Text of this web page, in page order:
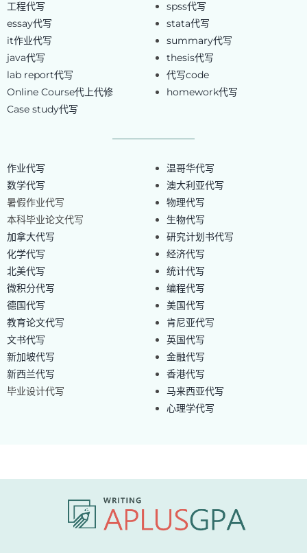
工程代写
essay代写
it作业代写
java代写
lab report代写
Online Course代上代修
Case study代写
spss代写
stata代写
summary代写
thesis代写
代写code
homework代写
作业代写
数学代写
暑假作业代写
本科毕业论文代写
加拿大代写
化学代写
北美代写
微积分代写
德国代写
教育论文代写
文书代写
新加坡代写
新西兰代写
毕业设计代写
温哥华代写
澳大利亚代写
物理代写
生物代写
研究计划书代写
经济代写
统计代写
编程代写
美国代写
肯尼亚代写
英国代写
金融代写
香港代写
马来西亚代写
心理学代写